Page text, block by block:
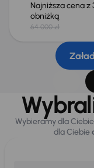
Najniższa cena z
obniżką
64 000 zł
Wybieramy dla Ciebie
dla Ciebie